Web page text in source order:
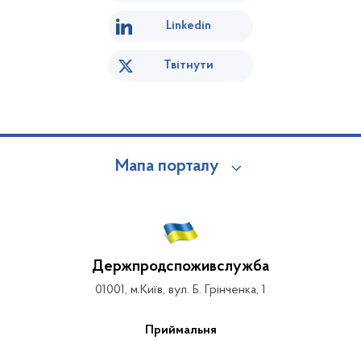
Linkedin
Твітнути
Мапа порталу
Держпродспоживслужба
01001, м.Київ, вул. Б. Грінченка, 1
Приймальня